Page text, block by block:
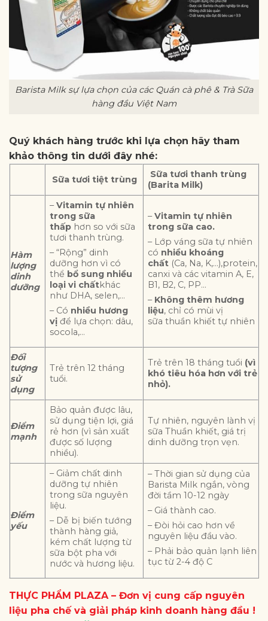
Barista Milk sự lựa chọn của các Quán cà phê & Trà Sữa
hàng đầu Việt Nam
Quý khách hàng trước khi lựa chọn hãy tham
khảo thông tin dưới đây nhé:
Sữa tươi tiệt trùng
Sữa tươi thanh trùng
(Barita Milk)
Hàm
lượng
dinh
dưỡng
–Vitamin tự nhiên
trong sữa
thấp hơn so với sữa
tươi thanh trùng.
– “Rộng” dinh
dưỡng hơn vì có
thể bổ sung nhiều
loại vi chấtkhác
như DHA, selen,…
– Có nhiều hương
vị để lựa chọn: dâu,
socola,…
–Vitamin tự nhiên
trong sữa cao.
– Lớp váng sữa tự nhiên
có nhiều khoáng
chất (Ca, Na, K,…),protein,
canxi và các vitamin A, E,
B1, B2, C, PP…
– Không thêm hương
liệu, chỉ có mùi vị
sữa thuần khiết tự nhiên
Đối
tượng
sử
dụng
Trẻ trên 12 tháng
tuổi.
Trẻ trên 18 tháng tuổi (vì
khó tiêu hóa hơn với trẻ
nhỏ).
Điểm
mạnh
Bảo quản được lâu,
sử dụng tiện lợi, giá
rẻ hơn (vì sản xuất
được số lượng
nhiều).
Tự nhiên, nguyên lành vị
sữa Thuần khiết, giá trị
dinh dưỡng trọn vẹn.
Điểm
yếu
– Giảm chất dinh
dưỡng tự nhiên
trong sữa nguyên
liệu.
– Dễ bị biến tướng
thành hàng giả,
kém chất lượng từ
sữa bột pha với
nước và hương liệu.
– Thời gian sử dụng của
Barista Milk ngắn, vòng
đời tầm 10-12 ngày
– Giá thành cao.
– Đòi hỏi cao hơn về
nguyên liệu đầu vào.
– Phải bảo quản lạnh liên
tục từ 2-4 độ C
THỰC PHẨM PLAZA – Đơn vị cung cấp nguyên
liệu pha chế và giải pháp kinh doanh hàng đầu !